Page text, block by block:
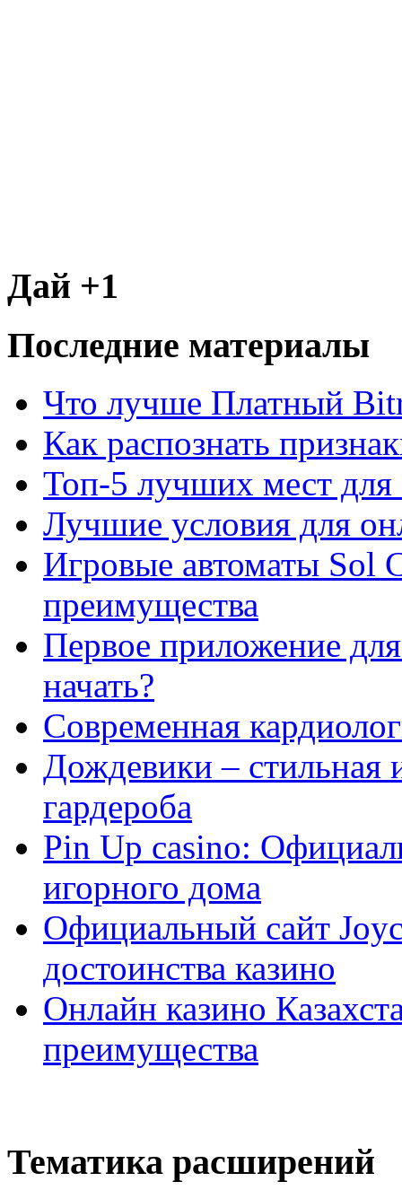
Дай +1
Последние материалы
Что лучше Платный
Как распознать
Топ-5 лучших мест для
Лучшие условия для
Игровые автоматы Sol
преимущества
Первое приложение
начать?
Современная
Дождевики – стильная
гардероба
Pin Up casino:
игорного дома
Официальный сайт
достоинства казино
Онлайн казино
преимущества
Тематика расширений